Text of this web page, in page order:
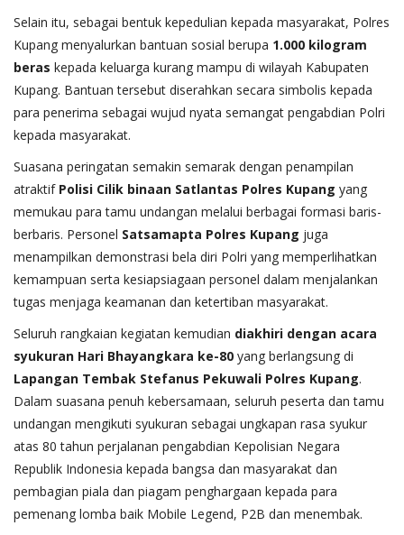
Selain itu, sebagai bentuk kepedulian kepada masyarakat, Polres
Kupang menyalurkan bantuan sosial berupa 1.000 kilogram
beras kepada keluarga kurang mampu di wilayah Kabupaten
Kupang. Bantuan tersebut diserahkan secara simbolis kepada
para penerima sebagai wujud nyata semangat pengabdian Polri
kepada masyarakat.
Suasana peringatan semakin semarak dengan penampilan
atraktif Polisi Cilik binaan Satlantas Polres Kupang yang
memukau para tamu undangan melalui berbagai formasi baris-
berbaris. Personel Satsamapta Polres Kupang juga
menampilkan demonstrasi bela diri Polri yang memperlihatkan
kemampuan serta kesiapsiagaan personel dalam menjalankan
tugas menjaga keamanan dan ketertiban masyarakat.
Seluruh rangkaian kegiatan kemudian diakhiri dengan acara
syukuran Hari Bhayangkara ke-80 yang berlangsung di
Lapangan Tembak Stefanus Pekuwali Polres Kupang.
Dalam suasana penuh kebersamaan, seluruh peserta dan tamu
undangan mengikuti syukuran sebagai ungkapan rasa syukur
atas 80 tahun perjalanan pengabdian Kepolisian Negara
Republik Indonesia kepada bangsa dan masyarakat dan
pembagian piala dan piagam penghargaan kepada para
pemenang lomba baik Mobile Legend, P2B dan menembak.